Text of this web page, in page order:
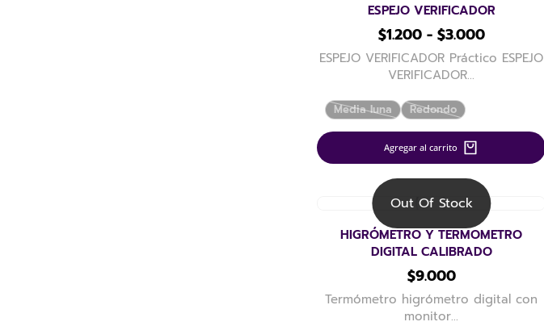
Media luna Redondo
ESPEJO VERIFICADOR
$1.200 - $3.000
ESPEJO VERIFICADOR Práctico ESPEJO
VERIFICADOR…
Agregar al carrito
Out Of Stock
HIGRÓMETRO Y TERMOMETRO
DIGITAL CALIBRADO
$9.000
Termómetro higrómetro digital con
monitor…